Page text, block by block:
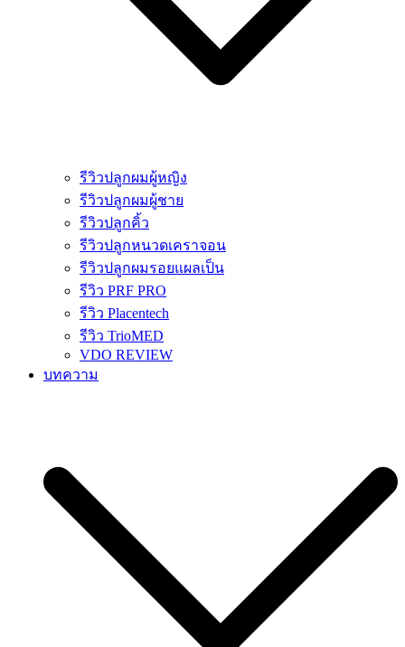
รีวิวปลูกผมผู้หญิง
รีวิวปลูกผมผู้ชาย
รีวิวปลูกคิ้ว
รีวิวปลูกหนวดเคราจอน
รีวิวปลูกผมรอยแผลเป็น
รีวิว PRF PRO
รีวิว Placentech
รีวิว TrioMED
VDO REVIEW
บทความ